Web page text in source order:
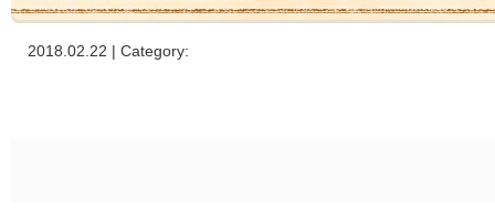
2018.02.22 | Category: